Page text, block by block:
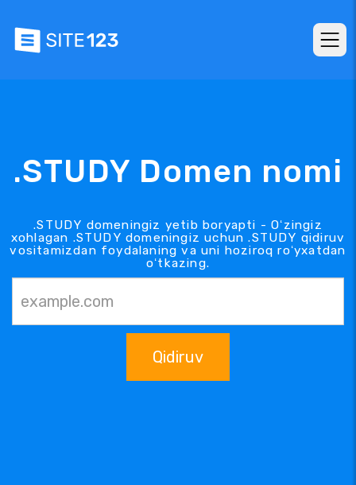
.STUDY Domen nomi
.STUDY domeningiz yetib boryapti - Oʻzingiz
xohlagan .STUDY domeningiz uchun .STUDY qidiruv
vositamizdan foydalaning va uni hoziroq roʻyxatdan
oʻtkazing.
Qidiruv